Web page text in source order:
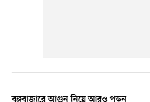
বঙ্গবাজারে আগুন নিয়ে আরও পড়ুন